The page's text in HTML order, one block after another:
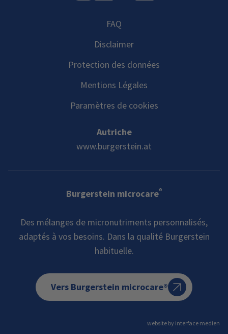
FAQ
Disclaimer
Protection des données
Mentions Légales
Paramètres de cookies
Autriche
www.burgerstein.at
Burgerstein microcare®
Des mélanges de micronutriments personnalisés,
adaptés à vos besoins. Dans la qualité Burgerstein
habituelle.
Vers Burgerstein microcare®
website by interface medien